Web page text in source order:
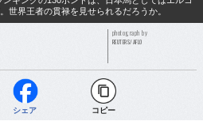
世界王者の貫禄を見せられるだろうか。
photograph by
REUTERS/AFLO
シェア コピー